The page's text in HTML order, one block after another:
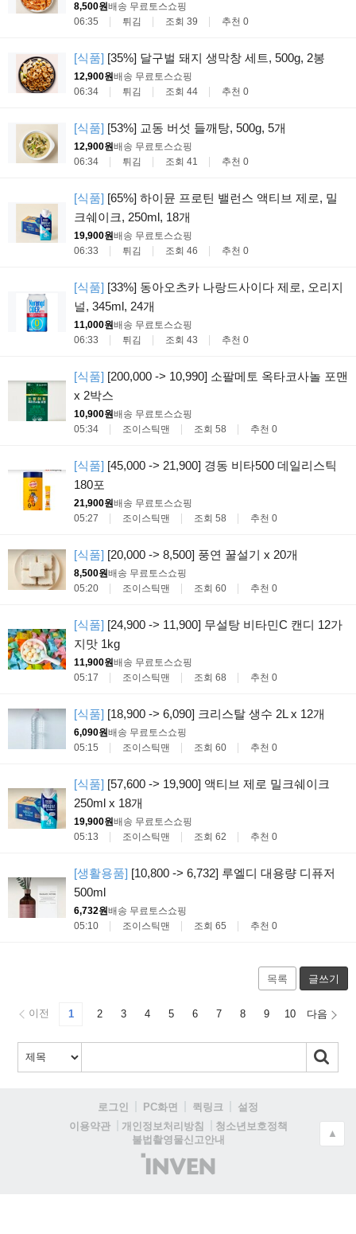
8,500원배송 무료토스쇼핑
06:35
튀김 조회 39 추천 0
[식품] [35%] 달구벌 돼지 생막창 세트, 500g, 2봉
12,900원배송 무료토스쇼핑
06:34
튀김 조회 44 추천 0
[식품] [53%] 교동 버섯 들깨탕, 500g, 5개
12,900원배송 무료토스쇼핑
06:34
튀김 조회 41 추천 0
[식품] [65%] 하이뮨 프로틴 밸런스 액티브 제로, 밀
크쉐이크, 250ml, 18개
19,900원배송 무료토스쇼핑
06:33
튀김 조회 46 추천 0
[식품] [33%] 동아오츠카 나랑드사이다 제로, 오리지
널, 345ml, 24개
11,000원배송 무료토스쇼핑
06:33
튀김 조회 43 추천 0
[식품] [200,000 -> 10,990] 소팔메토 옥타코사놀 포맨
x 2박스
10,900원배송 무료토스쇼핑
05:34
조이스틱맨 조회 58 추천 0
[식품] [45,000 -> 21,900] 경동 비타500 데일리스틱
180포
21,900원배송 무료토스쇼핑
05:27
조이스틱맨 조회 58 추천 0
[식품] [20,000 -> 8,500] 풍연 꿀설기 x 20개
8,500원배송 무료토스쇼핑
05:20
조이스틱맨 조회 60 추천 0
[식품] [24,900 -> 11,900] 무설탕 비타민C 캔디 12가
지맛 1kg
11,900원배송 무료토스쇼핑
05:17
조이스틱맨 조회 68 추천 0
[식품] [18,900 -> 6,090] 크리스탈 생수 2L x 12개
6,090원배송 무료토스쇼핑
05:15
조이스틱맨 조회 60 추천 0
[식품] [57,600 -> 19,900] 액티브 제로 밀크쉐이크
250ml x 18개
19,900원배송 무료토스쇼핑
05:13
조이스틱맨 조회 62 추천 0
[생활용품] [10,800 -> 6,732] 루엘디 대용량 디퓨저
500ml
6,732원배송 무료토스쇼핑
05:10
조이스틱맨 조회 65 추천 0
목록 글쓰기
이전 1 2 3 4 5 6 7 8 9 10 다음
로그인 PC화면 퀵링크
설정
이용약관
개인정보처리방침
청소년보호정책
불법촬영물신고안내
(주)
인
▲